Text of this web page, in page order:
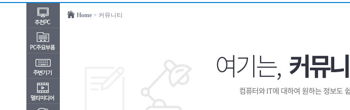
Home > 커뮤니티